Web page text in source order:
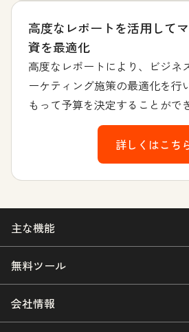
高度なレポートを活用して
資を最適化
高度なレポートにより、ビジネ
ーケティング施策の最適化を行
もって予算を決定することがで
詳しくはこち
主な機能
無料ツール
会社情報